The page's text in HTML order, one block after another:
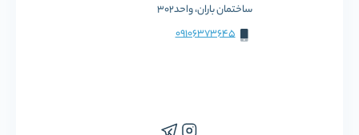
ساختمان باران، واحد302
09106373645